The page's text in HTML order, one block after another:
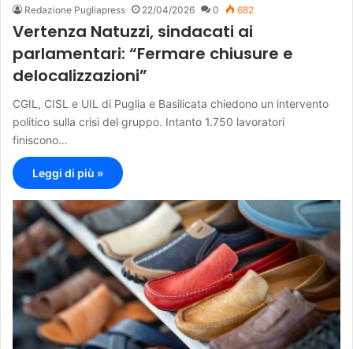
Redazione Pugliapress 22/04/2026 0 682
Vertenza Natuzzi, sindacati ai
parlamentari: “Fermare chiusure e
delocalizzazioni”
CGIL, CISL e UIL di Puglia e Basilicata chiedono un intervento
politico sulla crisi del gruppo. Intanto 1.750 lavoratori
finiscono…
Leggi di più »